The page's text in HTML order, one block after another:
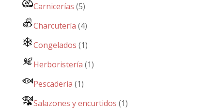
Carnicerías (5)
Charcutería (4)
Congelados (1)
Herboristería (1)
Pescaderia (1)
Salazones y encurtidos (1)